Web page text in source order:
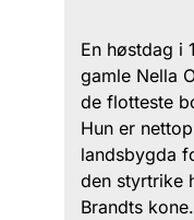
En høstdag i
gamle Nella
de flotteste
Hun er
landsbygda
den styrtrike
Brandts